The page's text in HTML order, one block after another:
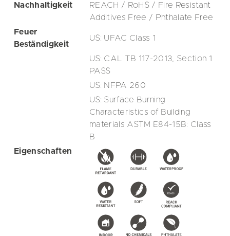
Nachhaltigkeit
REACH / RoHS / Fire Resistant
Additives Free / Phthalate Free
Feuer
Beständigkeit
US: UFAC Class 1
US: CAL TB 117-2013, Section 1
PASS
US: NFPA 260
US: Surface Burning
Characteristics of Building
materials ASTM E84-15B: Class
B
Eigenschaften